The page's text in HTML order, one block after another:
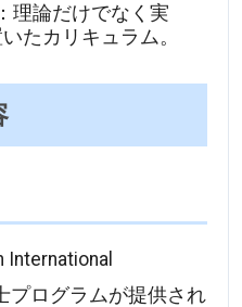
理論だけでなく実
たカリキュラム。
International
プログラムが提供され